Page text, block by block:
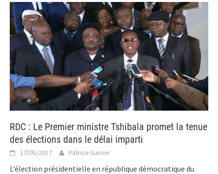
RDC : Le Premier ministre Tshibala promet la tenue
des élections dans le délai imparti
17/05/2017 Patrice Garner
L’élection présidentielle en république démocratique du